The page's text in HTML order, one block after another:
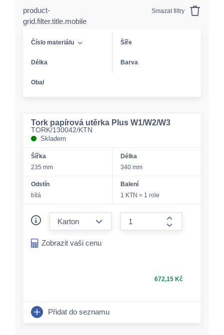
product-
grid.filter.title.mobile
Smazat filtry
Číslo materiálu Šíře
Délka Barva
Obal
Tork papírová utěrka Plus W1/W2/W3
TORK/130042/KTN
Skladem
Šířka
235 mm
Délka
340 mm
Odstín
bílá
Balení
1 KTN = 1 role
form.increase-
Zobrazit vaši cenu
672,15 Kč
Přidat do seznamu